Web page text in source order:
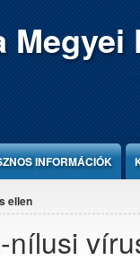
INFORMÁCIÓK
ellen
nílusi